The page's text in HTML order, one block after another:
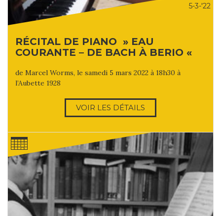
5-3-'22
RÉCITAL DE PIANO » EAU
COURANTE – DE BACH À BERIO «
de Marcel Worms, le samedi 5 mars 2022 à 18h30 à
l’Aubette 1928
VOIR LES DÉTAILS